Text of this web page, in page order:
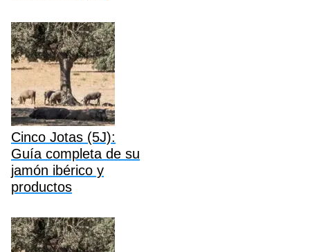
Cinco Jotas (5J):
Guía completa de su
jamón ibérico y
productos